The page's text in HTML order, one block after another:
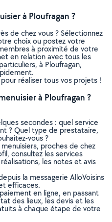
à Ploufragan ?
de chez vous ? Sélectionnez
choix ou postez votre
à proximité de votre
en relation avec tous les
à Ploufragan,
réaliser tous vos projets !
à Ploufragan ?
secondes : quel service
? Quel type de prestataire,
vous ?
proches de chez
consultez les services
les notes et avis
la messagerie AlloVoisins
efficaces.
en ligne, en passant
des lieux, les devis et les
à chaque étape de votre